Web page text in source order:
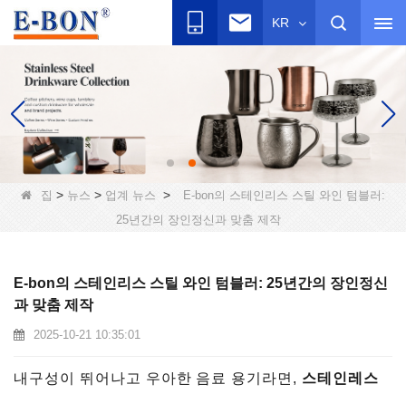
KR
집 > 뉴스 > 업계 뉴스 >
E-bon의 스테인리스 스틸 와인 텀블러:
25년간의 장인정신과 맞춤 제작
E-bon의 스테인리스 스틸 와인 텀블러: 25년간의 장인정신
과 맞춤 제작
2025-10-21 10:35:01
내구성이 뛰어나고 우아한 음료 용기라면, 스테인레스